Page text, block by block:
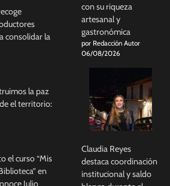
consolidar la
la paz
el territorio:
el curso “Mis
en
Julio
con su riqueza
artesanal y
gastronómica
por Redacción Autor
06/08/2026
Claudia Reyes
destaca coordinación
institucional y saldo